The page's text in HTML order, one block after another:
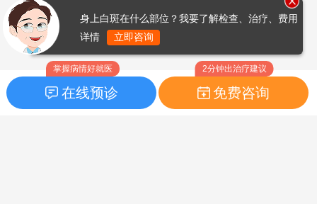
掌握病情好就医
在线预诊
2分钟出治疗建议
免费咨询
身上白斑在什么部位？我要了解检查、治疗、费用
详情
立即咨询